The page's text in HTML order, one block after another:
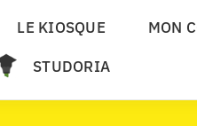
LE KIOSQUE
MON
STUDORIA